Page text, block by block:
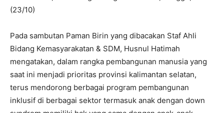
(23/10)
Pada sambutan Paman Birin yang dibacakan Staf Ahli
Bidang Kemasyarakatan & SDM, Husnul Hatimah
mengatakan, dalam rangka pembangunan manusia yang
saat ini menjadi prioritas provinsi kalimantan selatan,
terus mendorong berbagai program pembangunan
inklusif di berbagai sektor termasuk anak dengan down